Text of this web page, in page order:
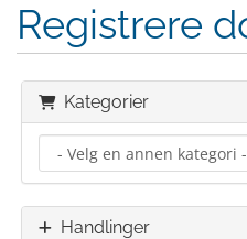
Registrere
Kategorier
Handlinger